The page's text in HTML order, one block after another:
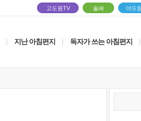
고도원TV 솔패 더드
지난 아침편지 독자가 쓰는 아침편지